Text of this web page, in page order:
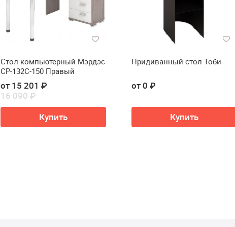
Стол компьютерный Мэрдэс
СР-132С-150 Правый
от 15 201 ₽
16 090 ₽
Купить
Придиванный стол Тоби
от 0 ₽
Купить